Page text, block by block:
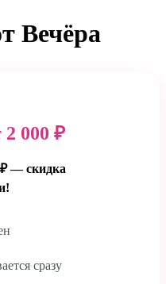
Вечёра
000 ₽
₽ — скидка
сразу